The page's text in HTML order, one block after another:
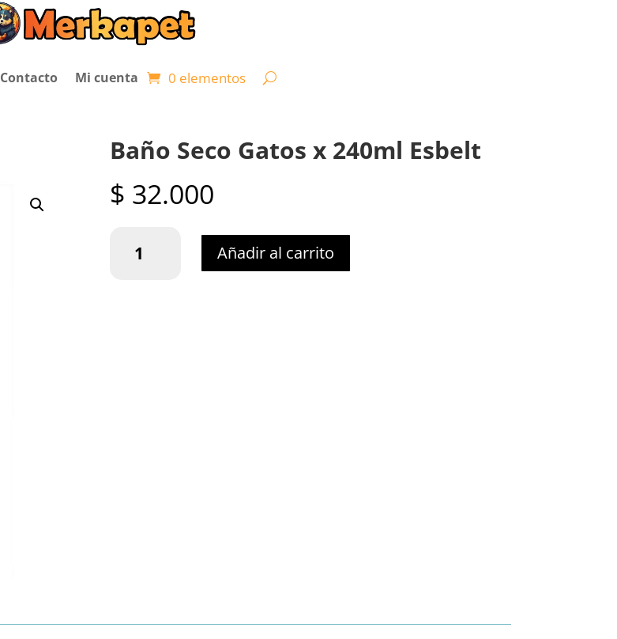
Contacto Mi cuenta 0 elementos
Baño Seco Gatos x 240ml Esbelt
$ 32.000
Añadir al carrito